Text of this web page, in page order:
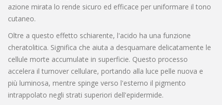
azione mirata lo rende sicuro ed efficace per uniformare il tono
cutaneo.
Oltre a questo effetto schiarente, l'acido ha una funzione
cheratolitica. Significa che aiuta a desquamare delicatamente le
cellule morte accumulate in superficie. Questo processo
accelera il turnover cellulare, portando alla luce pelle nuova e
più luminosa, mentre spinge verso l'esterno il pigmento
intrappolato negli strati superiori dell'epidermide.